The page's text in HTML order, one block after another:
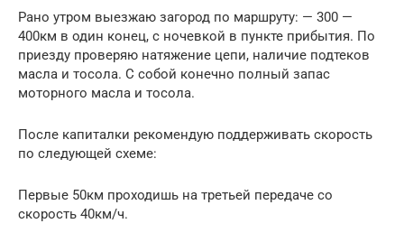
Рано утром выезжаю загород по маршруту: — 300 —
400км в один конец, с ночевкой в пункте прибытия. По
приезду проверяю натяжение цепи, наличие подтеков
масла и тосола. С собой конечно полный запас
моторного масла и тосола.
После капиталки рекомендую поддерживать скорость
по следующей схеме:
Первые 50км проходишь на третьей передаче со
скорость 40км/ч.